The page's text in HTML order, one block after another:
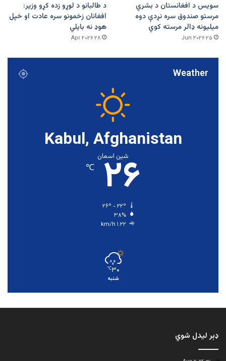
سویس د افغانستان د بشري
مرستو صندوق سره نږدې دوه
میلیونه ډالر مرسته کوي
۲۵ Jun ۲۰۲۶
د طالبانو د لوړو زده کړو وزیر:
افغانان زخمونو سره عادت او خپل
هوډ نه بایلي
۲۸ Apr ۲۰۲۶
Weather
Kabul, Afghanistan
شین اسمان
۲۶ ℃
۳۸%
۱.۲۲ km/h
۳۰℃
شنبه
ډېر لیدل شوي